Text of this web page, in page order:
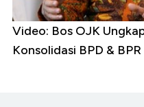
Video: Bos OJK
Konsolidasi BPD &